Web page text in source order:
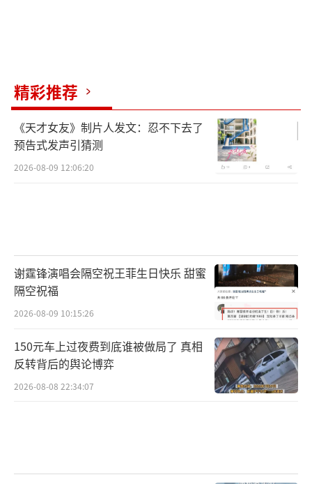
精彩推荐
《天才女友》制片人发文：忍不下去了
预告式发声引猜测
2026-08-09 12:06:20
谢霆锋演唱会隔空祝王菲生日快乐 甜蜜
隔空祝福
2026-08-09 10:15:26
150元车上过夜费到底谁被做局了 真相
反转背后的舆论博弈
2026-08-08 22:34:07